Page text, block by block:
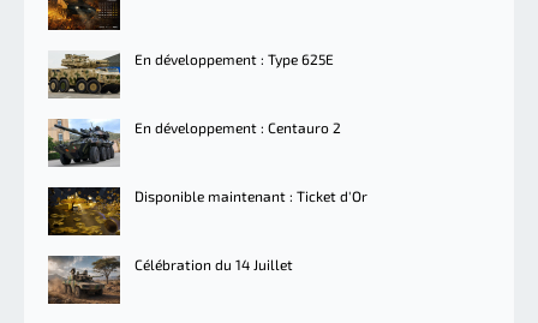
En développement : Type 625E
En développement : Centauro 2
Disponible maintenant : Ticket d'Or
Célébration du 14 Juillet